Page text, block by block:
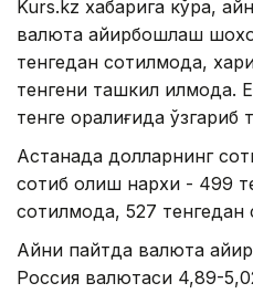
Kurs.kz хабарига кўра,
валюта айирбошлаш
тенгедан сотилмоқда,
тенгени ташкил қилмоқда.
тенге оралиғида ўзгариб
Астанада долларнинг
сотиб олиш нархи - 499
сотилмоқда, 527
Айни пайтда валюта
Россия валютаси 4,89-